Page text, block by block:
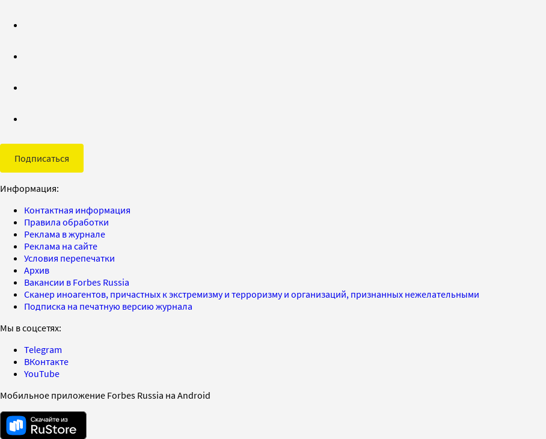
Подписаться
Информация:
Контактная информация
Правила обработки
Реклама в журнале
Реклама на сайте
Условия перепечатки
Архив
Вакансии в Forbes Russia
Сканер иноагентов, причастных к экстремизму и терроризму и организаций, признанных нежелательными
Подписка на печатную версию журнала
Мы в соцсетях:
Telegram
ВКонтакте
YouTube
Мобильное приложение Forbes Russia на Android